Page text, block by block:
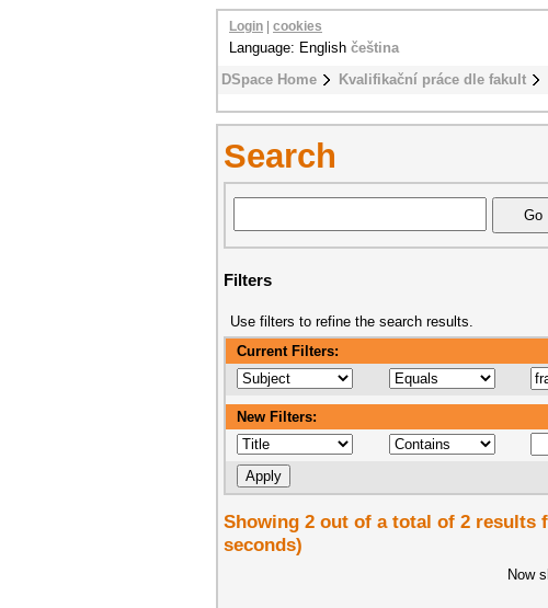
DSpace Home Kvalifikační práce dle fakult
Login cookies
Language: English čeština
Search
Filters
Use filters to refine the search results.
Current Filters:
New Filters:
Showing 2 out of a total of 2 results
seconds)
Now